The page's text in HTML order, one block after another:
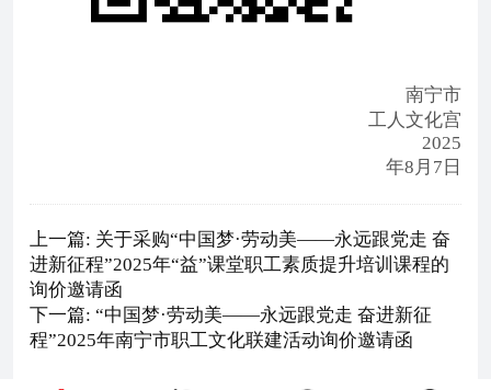
南宁市
工人文化宫
2025
年8月7日
上一篇: 关于采购“中国梦·劳动美——永远跟党走 奋
进新征程”2025年“益”课堂职工素质提升培训课程的
询价邀请函
下一篇: “中国梦·劳动美——永远跟党走 奋进新征
程”2025年南宁市职工文化联建活动询价邀请函